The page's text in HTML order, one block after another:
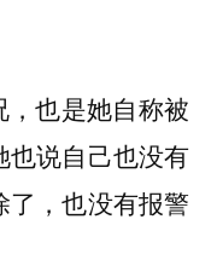
，也是她自称被
也说自己也没有
，也没有报警